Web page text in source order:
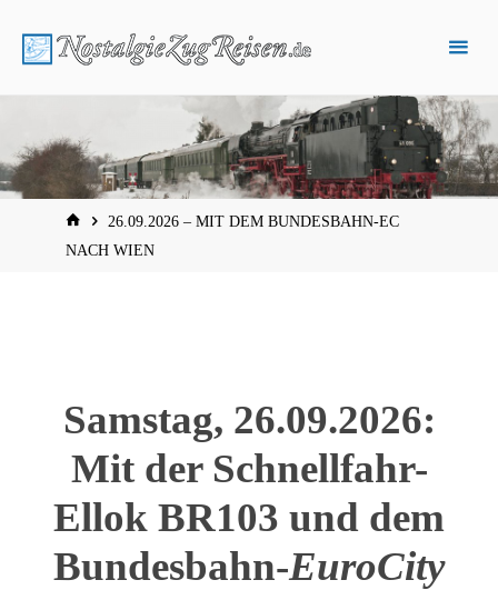
Inhalt
START
26.09.2026 – MIT DEM BUNDESBAHN-EC
NACH WIEN
Samstag, 26.09.2026:
Mit der Schnellfahr-
Ellok BR103 und dem
Bundesbahn-EuroCity